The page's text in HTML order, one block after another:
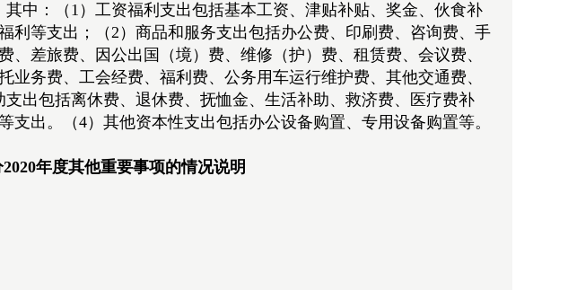
中：（1）工资福利支出包括基本工资、津贴补贴、奖金、伙食补
利等支出；（2）商品和服务支出包括办公费、印刷费、咨询费、手
差旅费、因公出国（境）费、维修（护）费、租赁费、会议费、
务费、工会经费、福利费、公务用车运行维护费、其他交通费、
出包括离休费、退休费、抚恤金、生活补助、救济费、医疗费补
出。（4）其他资本性支出包括办公设备购置、专用设备购置等。
年度其他重要事项的情况说明